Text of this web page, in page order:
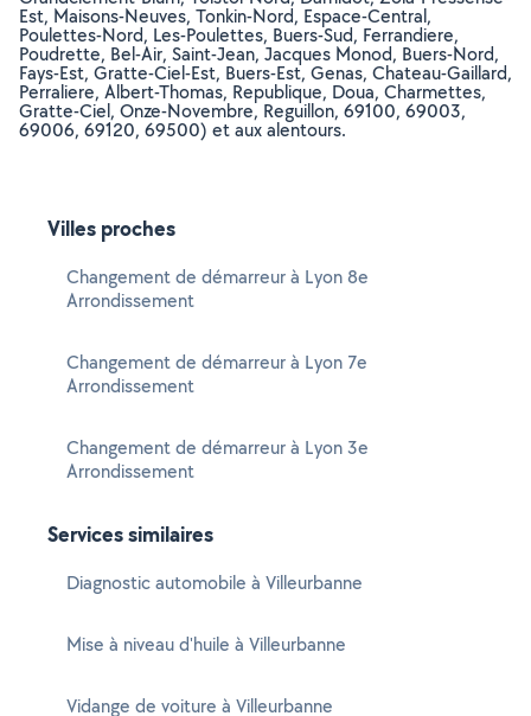
Est, Maisons-Neuves, Tonkin-Nord, Espace-Central,
Poulettes-Nord, Les-Poulettes, Buers-Sud, Ferrandiere,
Poudrette, Bel-Air, Saint-Jean, Jacques Monod, Buers-Nord,
Fays-Est, Gratte-Ciel-Est, Buers-Est, Genas, Chateau-Gaillard,
Perraliere, Albert-Thomas, Republique, Doua, Charmettes,
Gratte-Ciel, Onze-Novembre, Reguillon, 69100, 69003,
69006, 69120, 69500) et aux alentours.
Villes proches
Changement de démarreur à Lyon 8e
Arrondissement
Changement de démarreur à Lyon 7e
Arrondissement
Changement de démarreur à Lyon 3e
Arrondissement
Services similaires
Diagnostic automobile à Villeurbanne
Mise à niveau d'huile à Villeurbanne
Vidange de voiture à Villeurbanne